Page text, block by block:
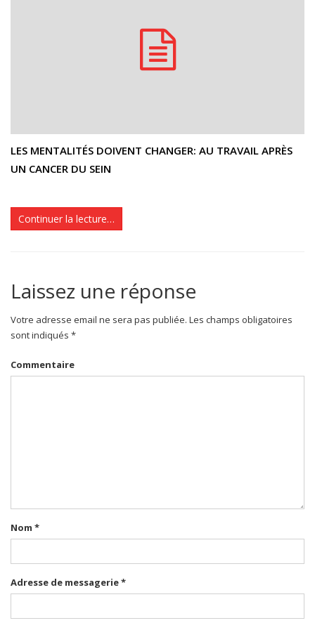
LES MENTALITÉS DOIVENT CHANGER: AU TRAVAIL APRÈS
UN CANCER DU SEIN
Continuer la lecture…
Laissez une réponse
Votre adresse email ne sera pas publiée. Les champs obligatoires
sont indiqués *
Commentaire
Nom *
Adresse de messagerie*